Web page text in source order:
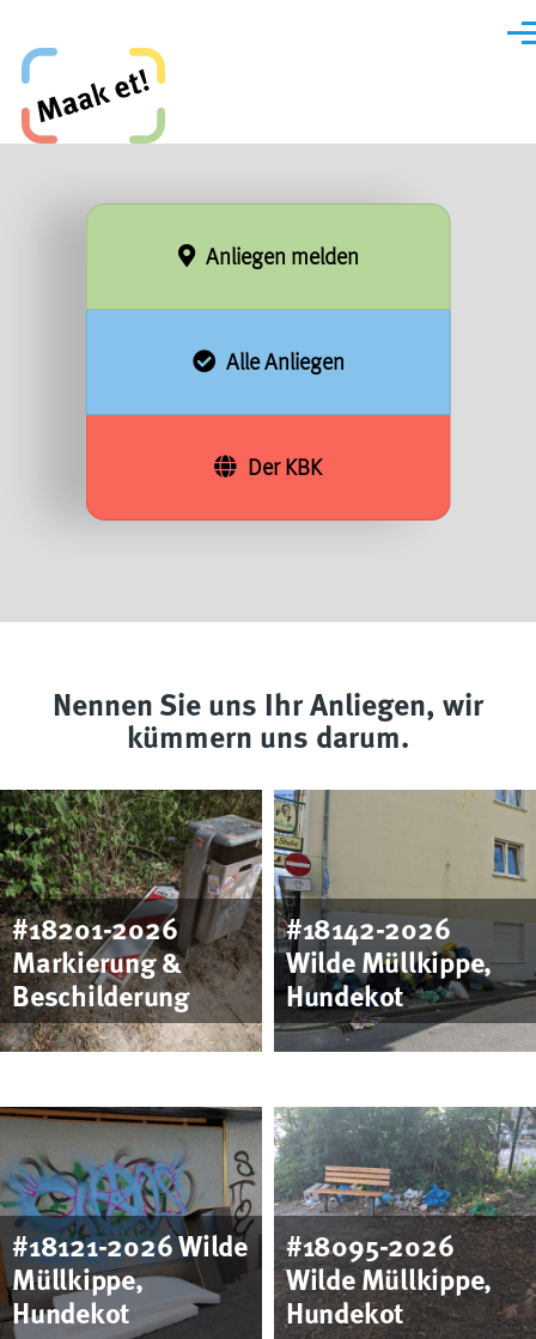
Maak et, Krefeld!
Anliegen melden
Alle Anliegen
Der KBK
Nennen Sie uns Ihr Anliegen, wir
kümmern uns darum.
Foto
#18201-2026
Markierung &
Beschilderung
Foto
#18142-2026
Wilde Müllkippe,
Hundekot
Foto
#18121-2026 Wilde
Müllkippe,
Hundekot
Foto
#18095-2026
Wilde Müllkippe,
Hundekot